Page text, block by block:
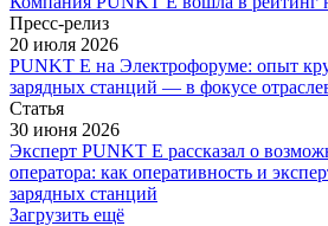
Пресс-релиз
20 июля 2026
PUNKT E на Электрофоруме: опыт
зарядных станций — в фокусе
Статья
30 июня 2026
Эксперт PUNKT E рассказал о
оператора: как оперативность и
зарядных станций
Загрузить ещё